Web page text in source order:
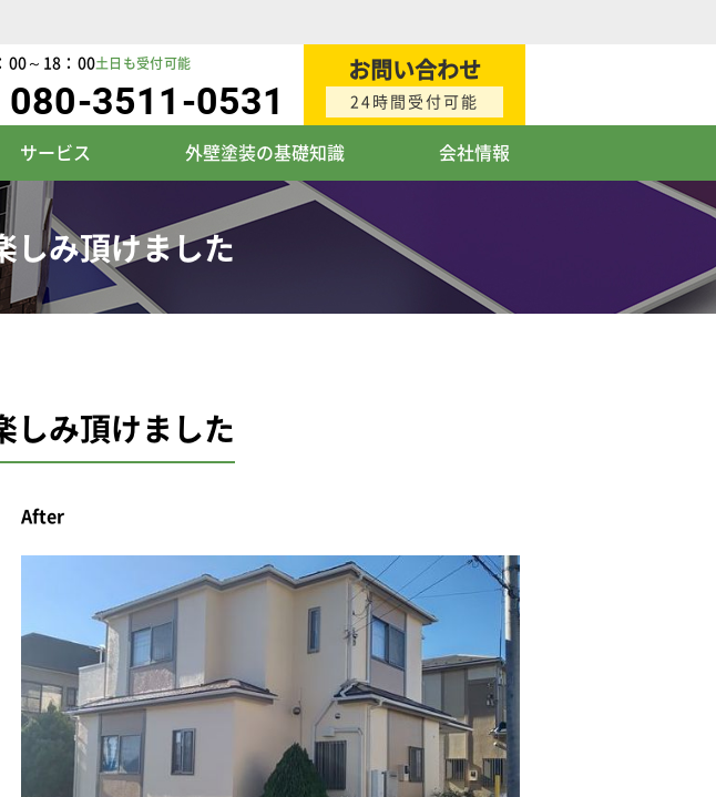
00～18：00土日も受付可能
080-3511-0531
お問い合わせ
24時間受付可能
サービス 外壁塗装の基礎知識 会社情報
しみ頂けました
しみ頂けました
After